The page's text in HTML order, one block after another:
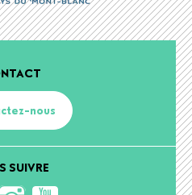
nous
SUIVRE